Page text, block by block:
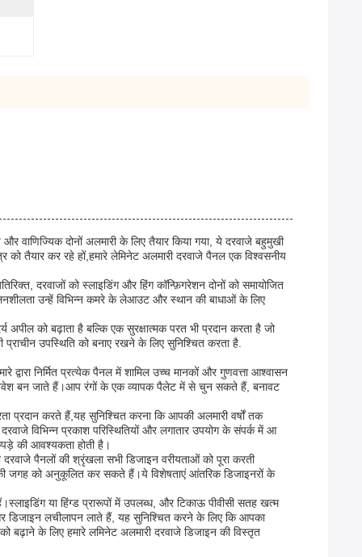
वाणिज्यिक दोनों अलमारी के लिए तैयार किया गया, ये दरवाजे बहुमुखी
तैयार कर रहे हों,हमारे लेमिनेट अलमारी दरवाजे पैनल एक विश्वसनीय
दरवाजों को स्लाइडिंग और हिंग कॉन्फ़िगरेशन दोनों को समायोजित
उन्हें विभिन्न कमरे के लेआउट और स्थान की बाधाओं के लिए
को बढ़ाता है बल्कि एक सुरक्षात्मक परत भी प्रदान करता है जो
उपस्थिति को बनाए रखने के लिए सुनिश्चित करता है.
निर्मित प्रत्येक पैनल में शामिल उच्च मानकों और गुणवत्ता आश्वासन
बन जाते हैं।आप रंगों के एक व्यापक पैलेट में से चुन सकते हैं, बनावट
करते हैं,यह सुनिश्चित करना कि आपकी अलमारी वर्षों तक
विभिन्न प्रकाश परिस्थितियों और लगातार उपयोग के संपर्क में आ
की आवश्यकता होती है।
पैनलों की श्रृंखला सभी डिजाइन वरीयताओं को पूरा करती
जगह को अनुकूलित कर सकते हैं।ये विशेषताएं आंतरिक डिजाइनरों के
या हिंग्ड प्रारूपों में उपलब्ध, और टिकाऊ पीवीसी सतह खत्म
डिजाइन लचीलापन लाते हैं, यह सुनिश्चित करने के लिए कि आपका
के लिए हमारे लमिनेट अलमारी दरवाजे डिजाइन की विस्तृत